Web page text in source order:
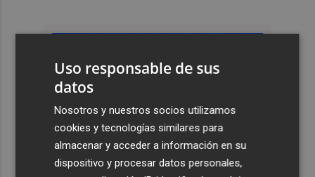
Uso responsable de sus
datos
Nosotros y nuestros socios utilizamos
cookies y tecnologías similares para
almacenar y acceder a información en su
dispositivo y procesar datos personales,